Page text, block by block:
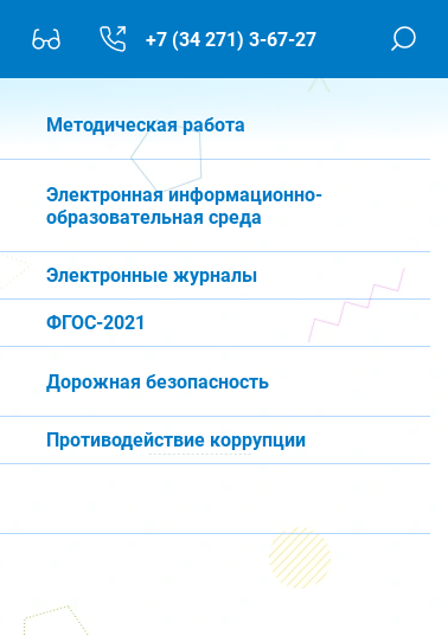
+7 (34 271) 3-67-27
Методическая работа
Электронная информационно-
образовательная среда
Электронные журналы
ФГОС-2021
Дорожная безопасность
Противодействие коррупции